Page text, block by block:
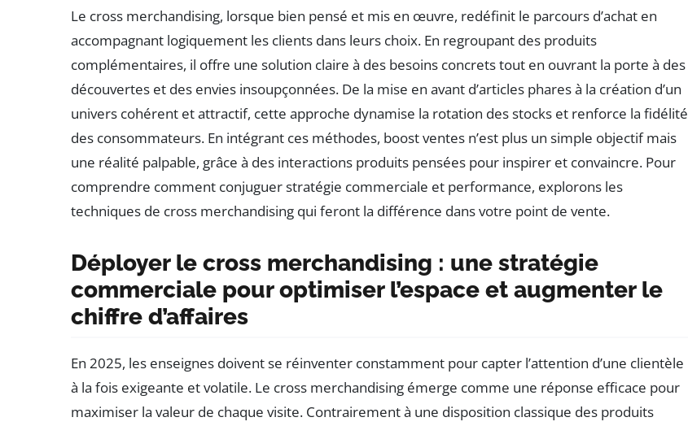
Le cross merchandising, lorsque bien pensé et mis en œuvre, redéfinit le parcours d’achat en
accompagnant logiquement les clients dans leurs choix. En regroupant des produits
complémentaires, il offre une solution claire à des besoins concrets tout en ouvrant la porte à des
découvertes et des envies insoupçonnées. De la mise en avant d’articles phares à la création d’un
univers cohérent et attractif, cette approche dynamise la rotation des stocks et renforce la fidélité
des consommateurs. En intégrant ces méthodes, boost ventes n’est plus un simple objectif mais
une réalité palpable, grâce à des interactions produits pensées pour inspirer et convaincre. Pour
comprendre comment conjuguer stratégie commerciale et performance, explorons les
techniques de cross merchandising qui feront la différence dans votre point de vente.
Déployer le cross merchandising : une stratégie
commerciale pour optimiser l’espace et augmenter le
chiffre d’affaires
En 2025, les enseignes doivent se réinventer constamment pour capter l’attention d’une clientèle
à la fois exigeante et volatile. Le cross merchandising émerge comme une réponse efficace pour
maximiser la valeur de chaque visite. Contrairement à une disposition classique des produits